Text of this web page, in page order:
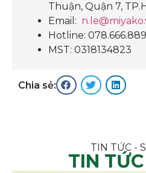
Thuận, Quận 7,
Email:
Hotline:
MST: 0318134823
Chia sẻ:
TIN TỨC -
TIN